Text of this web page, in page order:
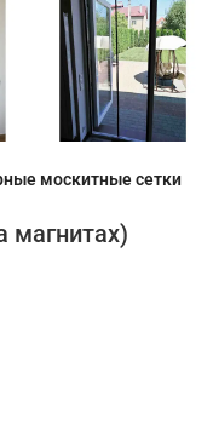
москитные сетки
магнитах)